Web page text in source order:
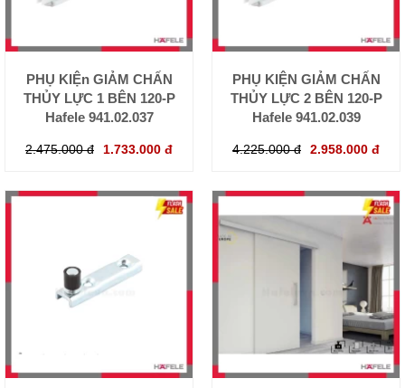
PHỤ KIỆn GIẢM CHẤN
THỦY LỰC 1 BÊN 120-P
Hafele 941.02.037
2.475.000 đ 1.733.000 đ
PHỤ KIỆN GIẢM CHẤN
THỦY LỰC 2 BÊN 120-P
Hafele 941.02.039
4.225.000 đ 2.958.000 đ